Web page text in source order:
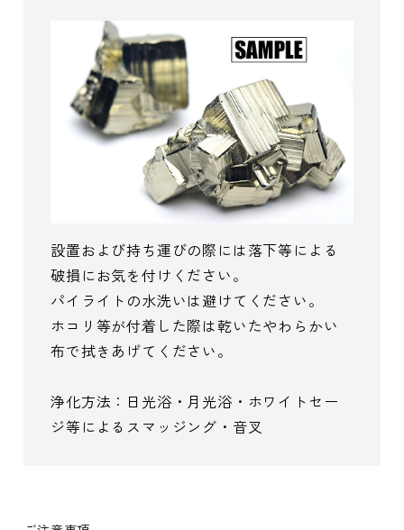
設置および持ち運びの際には落下等による
破損にお気を付けください。
パイライトの水洗いは避けてください。
ホコリ等が付着した際は乾いたやわらかい
布で拭きあげてください。
浄化方法：日光浴・月光浴・ホワイトセー
ジ等によるスマッジング・音叉